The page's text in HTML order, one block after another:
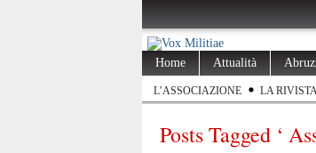
Home Attualità
L’ASSOCIAZIONE LA
Posts Tagged ‘